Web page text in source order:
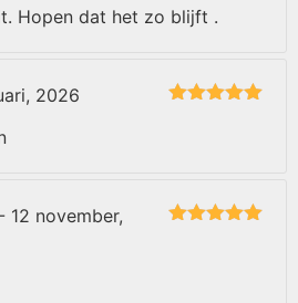
5uit 5
Hopen dat het zo blijft .
2026
- 12 november,